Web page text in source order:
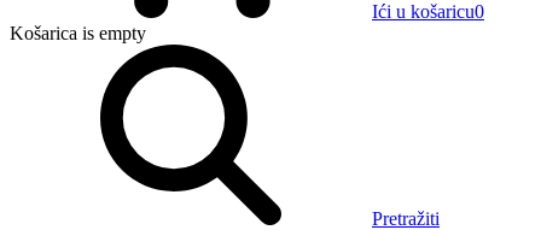
Ići u košaricu0
Košarica is empty
Pretražiti